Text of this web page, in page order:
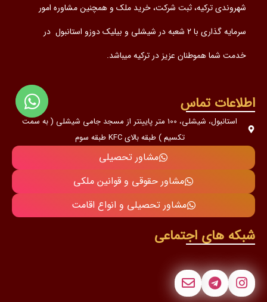
شهروندی ترکیه، ثبت شرکت، خرید ملک و همچنین مشاوره امور
سرمایه گذاری با 2 شعبه در شیشلی و بیلیک دوزو استانبول در
خدمت شما هموطنان عزیز در ترکیه میباشد.
اطلاعات تماس
استانبول، شیشلی، 100 متر پایینتر از مسجد جامی شیشلی ( به سمت
تکسیم ) طبقه بالای KFC طبقه سوم
مشاور تحصیلی
مشاور حقوقی و قوانین ملکی
مشاور تحصیلی و انواع اقامت
شبکه های اجتماعی